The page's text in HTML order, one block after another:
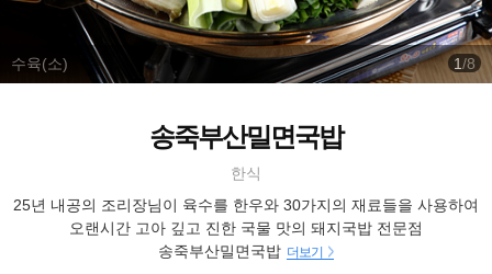
수육(소) 1/8
송죽부산밀면국밥
한식
25년 내공의 조리장님이 육수를 한우와 30가지의 재료들을 사용하여
오랜시간 고아 깊고 진한 국물 맛의 돼지국밥 전문점
송죽부산밀면국밥 더보기